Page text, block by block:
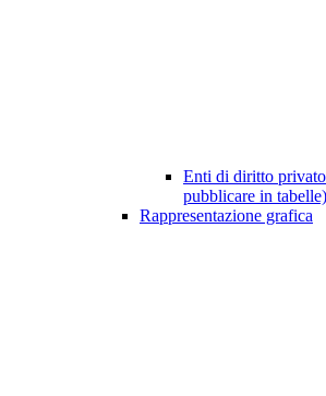
Enti di diritto
pubblicare in tabelle)
Rappresentazione grafica